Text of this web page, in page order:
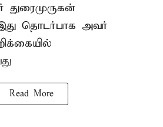
இது தொடர்பாக அவர்
Read More